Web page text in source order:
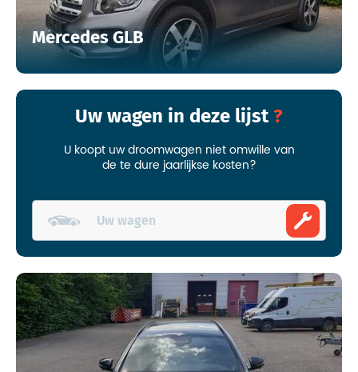
Mercedes GLB
Uw wagen in deze lijst
U koopt uw droomwagen niet omwille van
de te dure jaarlijkse kosten?